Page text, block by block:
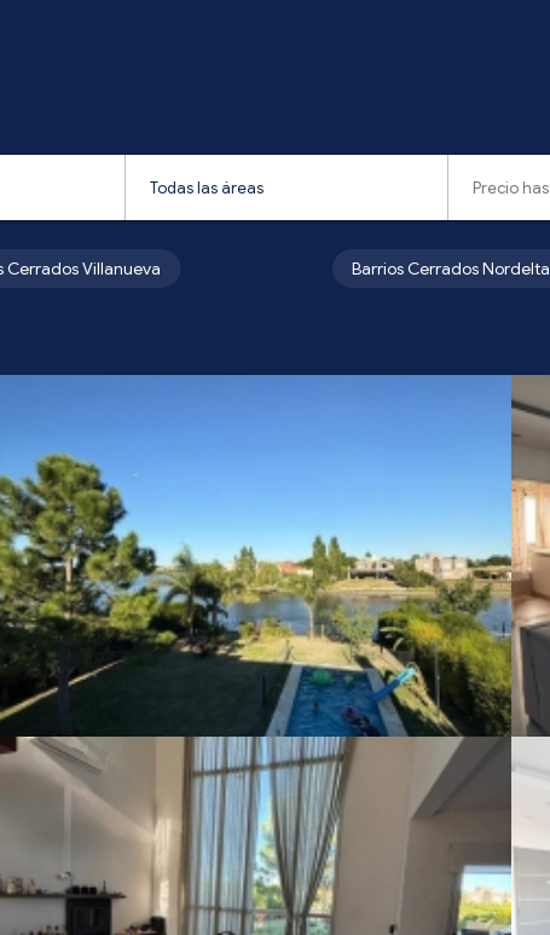
Cerrados Villanueva Barrios Cerrados Nordelta